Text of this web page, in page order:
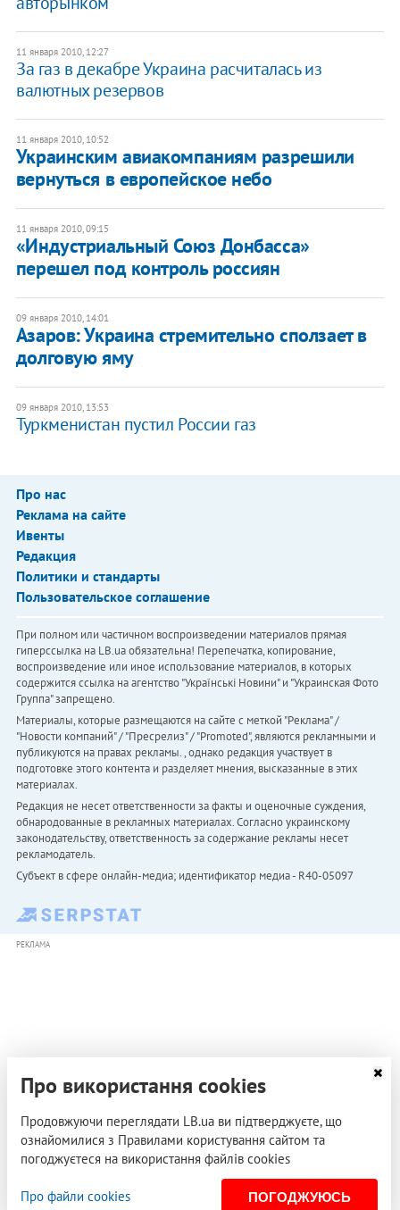
11 января 2010, 12:27
За газ в декабре Украина расчиталась из
валютных резервов
11 января 2010, 10:52
Украинским авиакомпаниям разрешили
вернуться в европейское небо
11 января 2010, 09:15
«Индустриальный Союз Донбасса»
перешел под контроль россиян
09 января 2010, 14:01
Азаров: Украина стремительно сползает в
долговую яму
09 января 2010, 13:53
Туркменистан пустил России газ
Про нас
Реклама на сайте
Ивенты
Редакция
Политики и стандарты
Пользовательское соглашение
При полном или частичном воспроизведении материалов прямая
гиперссылка на LB.ua обязательна! Перепечатка, копирование,
воспроизведение или иное использование материалов, в которых
содержится ссылка на агентство "Українськi Новини" и "Украинская Фото
Группа" запрещено.
Материалы, которые размещаются на сайте с меткой "Реклама" /
"Новости компаний" / "Пресрелиз" / "Promoted", являются рекламными и
публикуются на правах рекламы. , однако редакция участвует в
подготовке этого контента и разделяет мнения, высказанные в этих
материалах.
Редакция не несет ответственности за факты и оценочные суждения,
обнародованные в рекламных материалах. Согласно украинскому
законодательству, ответственность за содержание рекламы несет
рекламодатель.
Субъект в сфере онлайн-медиа; идентификатор медиа - R40-05097
РЕКЛАМА
Про використання cookies
Продовжуючи переглядати LB.ua ви підтверджуєте, що
ознайомилися з Правилами користування сайтом та
погоджуєтеся на використання файлів cookies
Про файли cookies ПОГОДЖУЮСЬ